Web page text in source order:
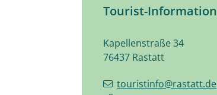
Tourist-Information
Kapellenstraße 34
76437 Rastatt
touristinfo@rastatt.de